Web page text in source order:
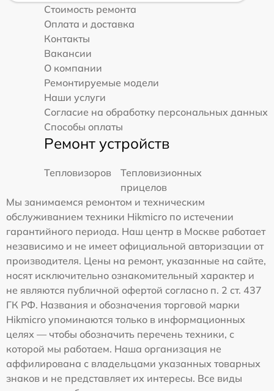
Стоимость ремонта
Оплата и доставка
Контакты
Вакансии
О компании
Ремонтируемые модели
Наши услуги
Согласие на обработку персональных данных
Способы оплаты
Ремонт устройств
Тепловизоров
Тепловизионных
прицелов
Мы занимаемся ремонтом и техническим
обслуживанием техники Hikmicro по истечении
гарантийного периода. Наш центр в Москве работает
независимо и не имеет официальной авторизации от
производителя. Цены на ремонт, указанные на сайте,
носят исключительно ознакомительный характер и
не являются публичной офертой согласно п. 2 ст. 437
ГК РФ. Названия и обозначения торговой марки
Hikmicro упоминаются только в информационных
целях — чтобы обозначить перечень техники, с
которой мы работаем. Наша организация не
аффилирована с владельцами указанных товарных
знаков и не представляет их интересы. Все виды